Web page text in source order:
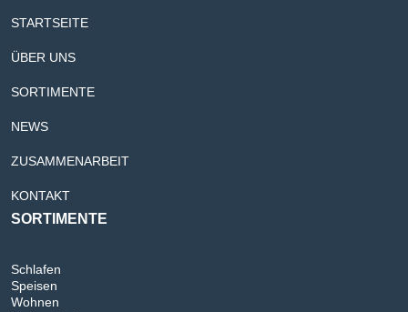
STARTSEITE
ÜBER UNS
SORTIMENTE
NEWS
ZUSAMMENARBEIT
KONTAKT
SORTIMENTE
Schlafen
Speisen
Wohnen